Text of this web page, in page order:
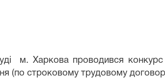
м. Харкова проводився
(по строковому трудовому